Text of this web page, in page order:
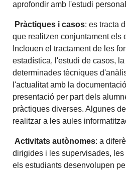
aprofondir amb l'estudi
Pràctiques i casos: es tracta
que realitzen conjuntament els
Inclouen el tractament de les
estadística, l'estudi de casos,
determinades tècniques
l'actualitat amb la
presentació per part dels
pràctiques diverses. Algunes
realitzar a les aules
Activitats autònomes: a
dirigides i les supervisades,
els estudiants desenvolupen